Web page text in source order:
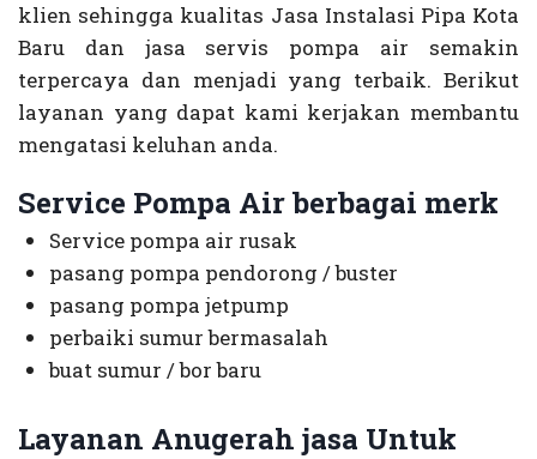
klien sehingga kualitas Jasa Instalasi Pipa Kota
Baru dan jasa servis pompa air semakin
terpercaya dan menjadi yang terbaik. Berikut
layanan yang dapat kami kerjakan membantu
mengatasi keluhan anda.
Service Pompa Air berbagai merk
Service pompa air rusak
pasang pompa pendorong / buster
pasang pompa jetpump
perbaiki sumur bermasalah
buat sumur / bor baru
Layanan Anugerah jasa Untuk